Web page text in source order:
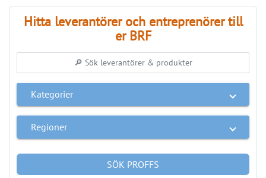
Hitta leverantörer och entreprenörer till
er BRF
Kategorier
Regioner
SÖK PROFFS